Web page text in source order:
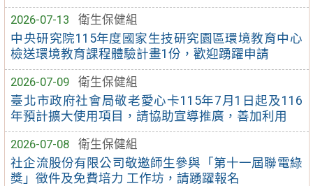
2026-07-13
衛生保健組
中央研究院115年度國家生技研究園區環境教育中心
檢送環境教育課程體驗計畫1份，歡迎踴躍申請
2026-07-09
衛生保健組
臺北市政府社會局敬老愛心卡115年7月1日起及116
年預計擴大使用項目，請協助宣導推廣，善加利用
2026-07-08
衛生保健組
社企流股份有限公司敬邀師生參與「第十一屆聯電綠
獎」徵件及免費培力 工作坊，請踴躍報名